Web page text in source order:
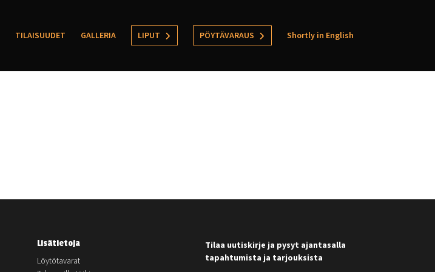
TILAISUUDET GALLERIA LIPUT PÖYTÄVARAUS Shortly in English
Lisätietoja
Löytötavarat
Tilaa uutiskirje ja pysyt ajantasalla
tapahtumista ja tarjouksista